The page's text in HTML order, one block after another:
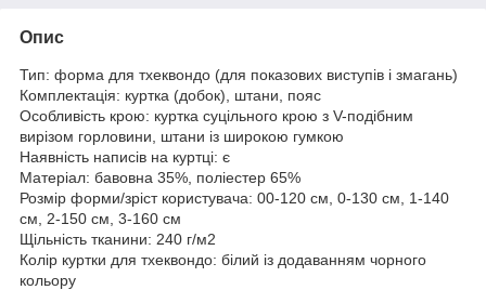
Опис
Тип: форма для тхеквондо (для показових виступів і змагань)
Комплектація: куртка (добок), штани, пояс
Особливість крою: куртка суцільного крою з V-подібним
вирізом горловини, штани із широкою гумкою
Наявність написів на куртці: є
Матеріал: бавовна 35%, поліестер 65%
Розмір форми/зріст користувача: 00-120 см, 0-130 см, 1-140
см, 2-150 см, 3-160 см
Щільність тканини: 240 г/м2
Колір куртки для тхеквондо: білий із додаванням чорного
кольору